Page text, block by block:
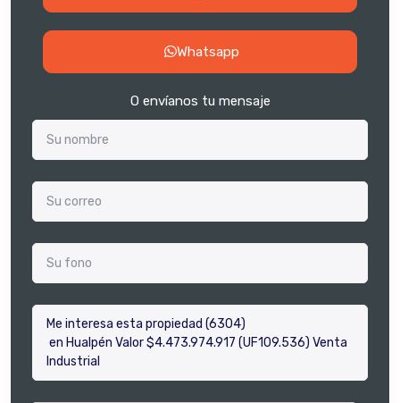
Whatsapp
O envíanos tu mensaje